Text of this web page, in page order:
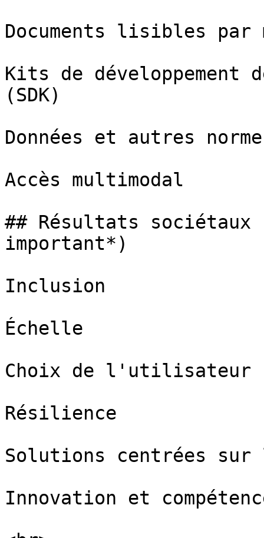
Documents lisibles par
Kits de
(SDK)
Données et autres
Accès multimodal
## Résultats
important*)
Inclusion
Échelle
Choix de l'utilisateur
Résilience
Solutions centrées
Innovation et